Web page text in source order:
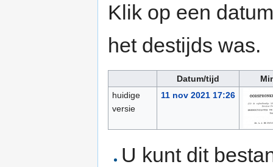
Klik op een
het destijds was.
Datum/tijd
huidige
versie
11 nov 2021 17:26
U kunt dit